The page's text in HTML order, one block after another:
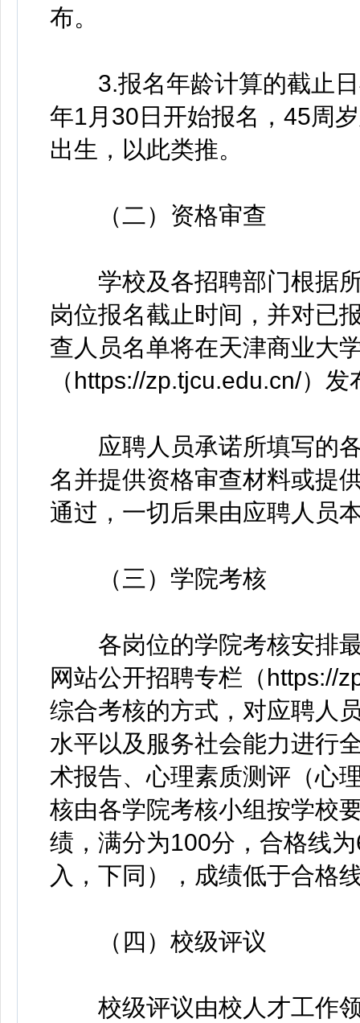
布。
3.报名年龄计算的截止日
年1月30日开始报名，45周
出生，以此类推。
（二）资格审查
学校及各招聘部门根据所
岗位报名截止时间，并对已
查人员名单将在天津商业大
（https://zp.tjcu.edu.cn/）发
应聘人员承诺所填写的各
名并提供资格审查材料或提
通过，一切后果由应聘人员
（三）学院考核
各岗位的学院考核安排最
网站公开招聘专栏（https://
综合考核的方式，对应聘人
水平以及服务社会能力进行
术报告、心理素质测评（心
核由各学院考核小组按学校
绩，满分为100分，合格线
入，下同），成绩低于合格
（四）校级评议
校级评议由校人才工作领